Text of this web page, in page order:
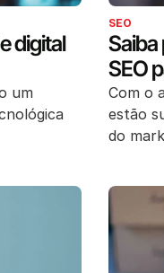
digital
um
SEO
Saiba
SEO
Com o
estão
do